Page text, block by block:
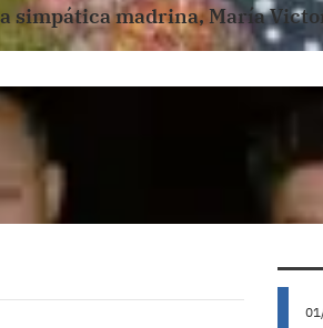
simpática madrina, María